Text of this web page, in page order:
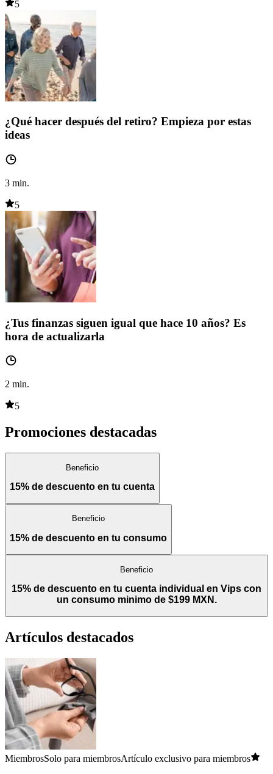
5
¿Qué hacer después del retiro? Empieza por estas
ideas
3 min.
5
¿Tus finanzas siguen igual que hace 10 años? Es
hora de actualizarla
2 min.
5
Promociones destacadas
Beneficio
15% de descuento en tu cuenta
Beneficio
15% de descuento en tu consumo
Beneficio
15% de descuento en tu cuenta individual en Vips con
un consumo minimo de $199 MXN.
Artículos destacados
MiembrosSolo para miembrosArtículo exclusivo para miembros